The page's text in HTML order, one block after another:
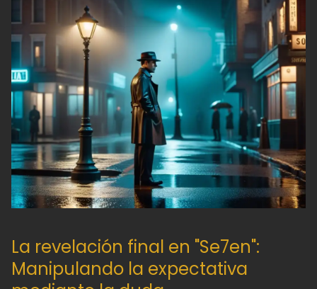
La revelación final en "Se7en":
Manipulando la expectativa